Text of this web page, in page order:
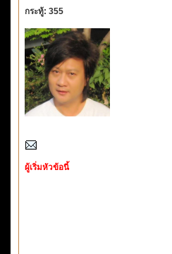
กระทู้: 355
ผู้เริ่มหัวข้อนี้